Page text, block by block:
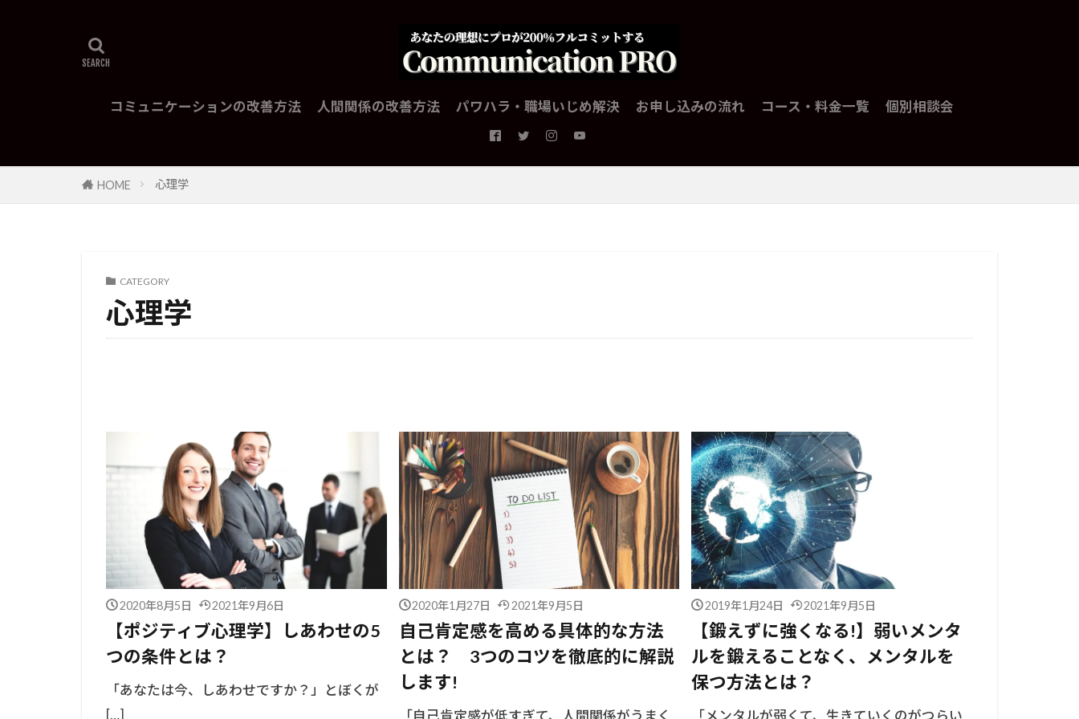
コミュニケーションの改善方法 人間関係の改善方法 パワハラ・職場いじめ解決 お申し込みの流れ コース・料金一覧 個別相談会
HOME 心理学
CATEGORY
心理学
2020年8月5日 2021年9月6日
【ポジティブ心理学】しあわせの5
つの条件とは？
「あなたは今、しあわせですか？」とぼくが
[…]
2020年1月27日 2021年9月5日
自己肯定感を高める具体的な方法
とは？ 3つのコツを徹底的に解説
します!
2019年1月24日 2021年9月5日
【鍛えずに強くなる!】弱いメンタ
ルを鍛えることなく、メンタルを
保つ方法とは？